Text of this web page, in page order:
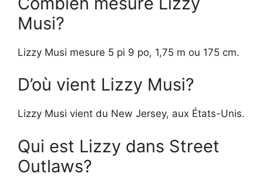
Musi?
Lizzy Musi mesure 5 pi 9 po, 1,75 m ou 175 cm.
D’où vient Lizzy Musi?
Lizzy Musi vient du New Jersey, aux États-Unis.
Qui est Lizzy dans Street
Outlaws?